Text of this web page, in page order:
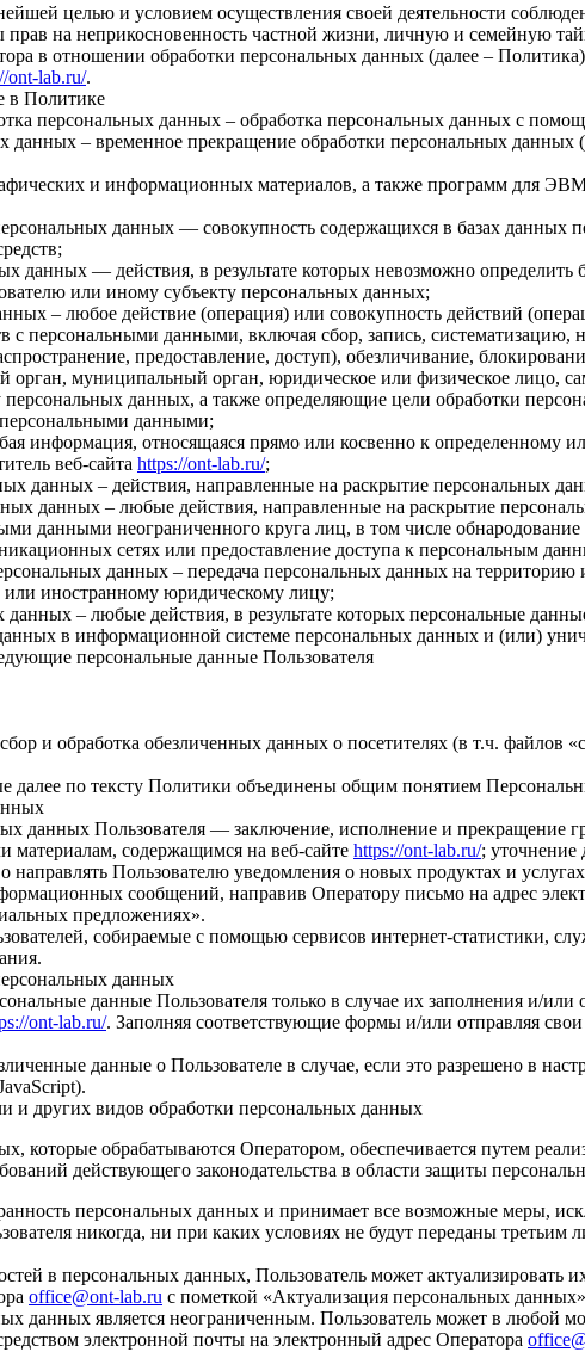
целью и условием осуществления своей деятельности
на неприкосновенность частной жизни, личную и семейную
в отношении обработки персональных данных (далее –
ont-lab.ru/.
в Политике
персональных данных – обработка персональных данных с
данных – временное прекращение обработки персональных данных
и информационных материалов, а также программ для
данных — совокупность содержащихся в базах
данных — действия, в результате которых невозможно
или иному субъекту персональных данных;
– любое действие (операция) или совокупность действий
с персональными данными, включая сбор, запись,
предоставление, доступ), обезличивание,
орган, муниципальный орган, юридическое или физическое лицо,
данных, а также определяющие цели обработки
данными;
информация, относящаяся прямо или косвенно к определенному
веб-сайта https://ont-lab.ru/;
данных – действия, направленные на раскрытие персональных
данных – любые действия, направленные на раскрытие
данными неограниченного круга лиц, в том числе
сетях или предоставление доступа к персональным
данных – передача персональных данных на территорию
иностранному юридическому лицу;
– любые действия, в результате которых персональные
в информационной системе персональных данных и (или)
персональные данные Пользователя
и обработка обезличенных данных о посетителях (в т.ч.
далее по тексту Политики объединены общим понятием
данных Пользователя — заключение, исполнение и прекращение
материалам, содержащимся на веб-сайте https://ont-lab.ru/; уточнение
направлять Пользователю уведомления о новых продуктах и
сообщений, направив Оператору письмо на адрес
предложениях».
собираемые с помощью сервисов интернет-статистики,
данных
данные Пользователя только в случае их заполнения и/
ont-lab.ru/. Заполняя соответствующие формы и/или отправляя
данные о Пользователе в случае, если это разрешено в
и других видов обработки персональных данных
которые обрабатываются Оператором, обеспечивается путем
действующего законодательства в области защиты
персональных данных и принимает все возможные меры,
никогда, ни при каких условиях не будут переданы
в персональных данных, Пользователь может актуализировать
office@ont-lab.ru с пометкой «Актуализация персональных
данных является неограниченным. Пользователь может в любой
электронной почты на электронный адрес Оператора